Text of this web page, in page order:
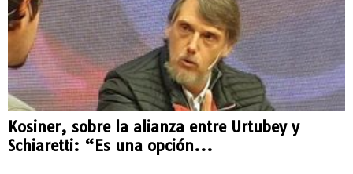
Kosiner, sobre la alianza entre Urtubey y
Schiaretti: “Es una opción...